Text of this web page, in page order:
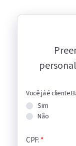
Você já é cliente
Sim
Não
CPF:*